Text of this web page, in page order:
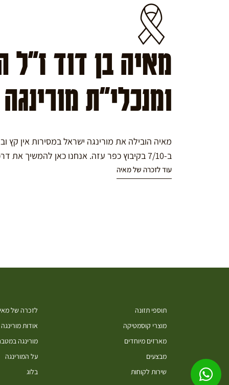
מאיה בן דוד ז"ל
ומנכלי"ת
מאיה הובילה את מורינגה ישראל במסירות אין
ב-7/10 בקיבוץ כפר עזה. אנחנו כאן להמשיך את דרכה במורינגה.
עוד לזכרה של מאיה
תוספי תזונה
מוצרי קוסמטיקה
מארזים מיוחדים
מבצעים
שירות לקוחות
לזכרה של
אודות מורינגה
מורינגה
על המורינגה
בלוג